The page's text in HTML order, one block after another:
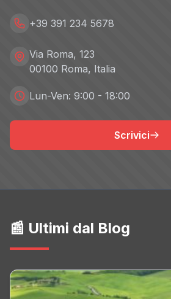
+39 391 234 5678
Via Roma, 123
00100 Roma, Italia
Lun-Ven: 9:00 - 18:00
Scrivici
📰 Ultimi dal Blog